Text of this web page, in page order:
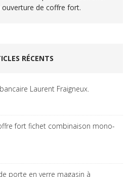
ouverture de coffre fort.
RÉCENTS
Laurent Fraigneux.
fort fichet combinaison mono-
porte en verre magasin à